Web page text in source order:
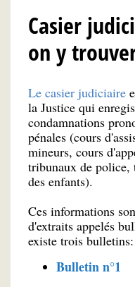
Casier
on y
Le casier judiciaire
la Justice qui
condamnations
pénales (cours
mineurs, cours
tribunaux de police,
des enfants).
Ces informations
d'extraits appelés
existe trois bulletins:
Bulletin n°1